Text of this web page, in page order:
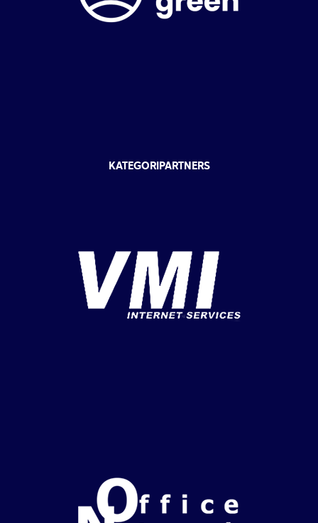
KATEGORIPARTNERS